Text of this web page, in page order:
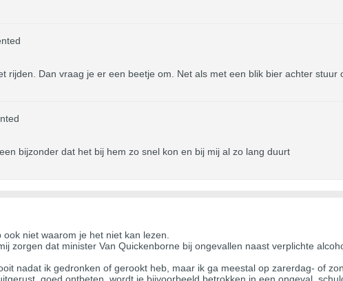
rijden. Dan vraag je er een beetje om. Net als met een blik bier achter
bijzonder dat het bij hem zo snel kon en bij mij al zo lang duurt
niet waarom je het niet kan lezen.
zorgen dat minister Van Quickenborne bij ongevallen naast verplichte
nadat ik gedronken of gerookt heb, maar ik ga meestal op zarerdag- of